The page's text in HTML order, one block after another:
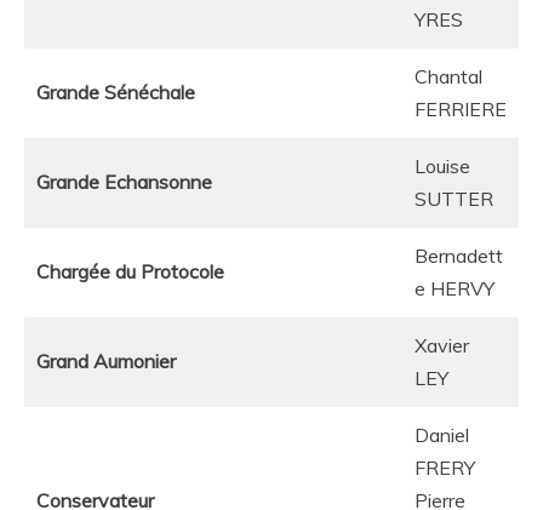
YRES
Grande Sénéchale
Chantal
FERRIERE
Grande Echansonne
Louise
SUTTER
Chargée du Protocole
Bernadett
e HERVY
Grand Aumonier
Xavier
LEY
Conservateur
Daniel
FRERY
Pierre